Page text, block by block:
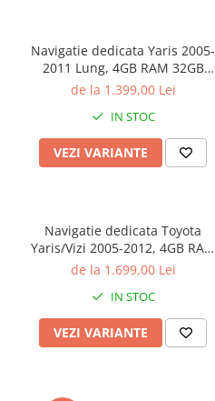
Navigatie dedicata Yaris 2005-
2011 Lung, 4GB RAM 32GB
ROM, Octacore, Android,
Carplay&Android Auto, SIM
4G, Bluetooth, Ventilator Activ
de la 1.399,00 Lei
IN STOC
VEZI VARIANTE
Navigatie dedicata Toyota
Yaris/Vizi 2005-2012, 4GB RAM
64GB ROM, Procesor
14, Rezolutie 2K, Display QLED
9", DSP, Carplay&Android
Auto, SIM 4G
de la 1.699,00 Lei
IN STOC
VEZI VARIANTE